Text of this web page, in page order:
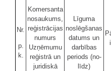
Nr.
p.
k.
Komersanta
nosaukums,
reģistrācijas
numurs
Uzņēmumu
reģistrā un
juridiskā
Līguma
noslēgšanas
datums un
darbības
periods (no-
līdz)